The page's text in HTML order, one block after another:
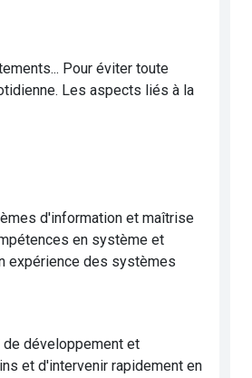
Pour éviter toute
Les aspects liés à la
d'information et maîtrise
en système et
expérience des systèmes
développement et
et d'intervenir rapidement en